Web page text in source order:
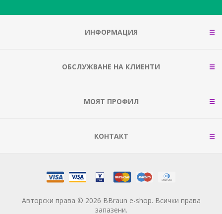
ИНФОРМАЦИЯ
ОБСЛУЖВАНЕ НА КЛИЕНТИ
МОЯТ ПРОФИЛ
КОНТАКТ
Авторски права © 2026 BBraun e-shop. Всички права
запазени.